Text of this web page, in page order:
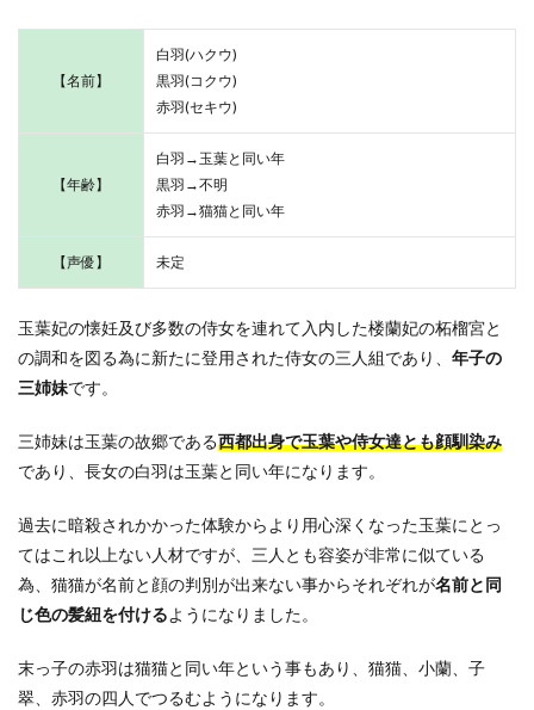
【名前】
白羽(ハクウ)
黒羽(コクウ)
赤羽(セキウ)
【年齢】
白羽→玉葉と同い年
黒羽→不明
赤羽→猫猫と同い年
【声優】 未定
玉葉妃の懐妊及び多数の侍女を連れて入内した楼蘭妃の柘榴宮と
の調和を図る為に新たに登用された侍女の三人組であり、 年子の
三姉妹です。
三姉妹は玉葉の故郷である西都出身で玉葉や侍女達とも顔馴染み
であり、長女の白羽は玉葉と同い年になります。
過去に暗殺されかかった体験からより用心深くなった玉葉にとっ
てはこれ以上ない人材ですが、三人とも容姿が非常に似ている
為、猫猫が名前と顔の判別が出来ない事からそれぞれが名前と同
じ色の髪紐を付けるようになりました。
末っ子の赤羽は猫猫と同い年という事もあり、猫猫、小蘭、子
翠、赤羽の四人でつるむようになります。